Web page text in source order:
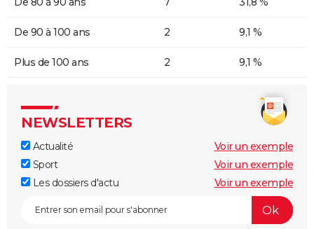
De 90 à 100 ans 2 9,1 %
Plus de 100 ans 2 9,1 %
NEWSLETTERS
Actualité
Voir un exemple
Sport
Voir un exemple
Les dossiers d'actu
Voir un exemple